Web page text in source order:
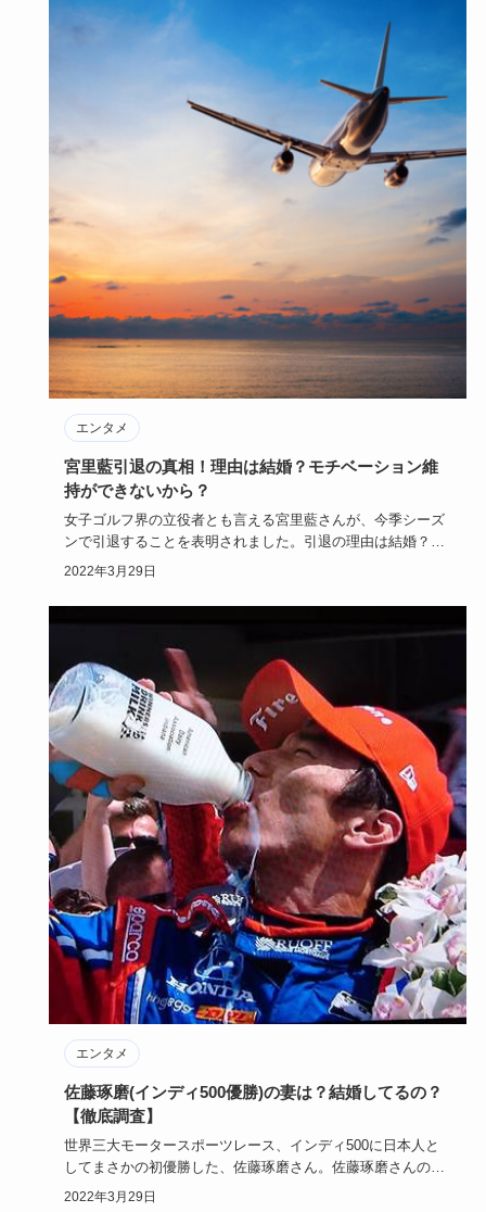
エンタメ
宮里藍引退の真相！理由は結婚？モチベーション維
持ができないから？
女子ゴルフ界の立役者とも言える宮里藍さんが、今季シーズ
ンで引退することを表明されました。引退の理由は結婚？そ
れとも病気？3…
2022年3月29日
エンタメ
佐藤琢磨(インディ500優勝)の妻は？結婚してるの？
【徹底調査】
世界三大モータースポーツレース、インディ500に日本人と
してまさかの初優勝した、佐藤琢磨さん。佐藤琢磨さんの年
収は？結婚は…
2022年3月29日